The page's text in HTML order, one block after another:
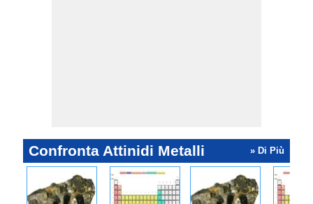
Confronta Attinidi Metalli » Di Più